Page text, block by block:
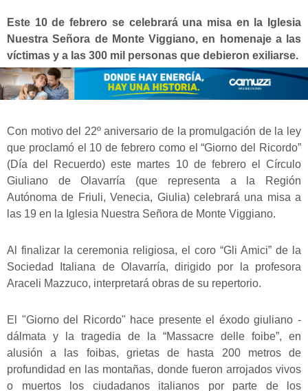
Este 10 de febrero se celebrará una misa en la Iglesia
Nuestra Señora de Monte Viggiano, en homenaje a las
víctimas y a las 300 mil personas que debieron exiliarse.
Con motivo del 22º aniversario de la promulgación de la ley
que proclamó el 10 de febrero como el “Giorno del Ricordo”
(Día del Recuerdo) este martes 10 de febrero el Círculo
Giuliano de Olavarría (que representa a la Región
Autónoma de Friuli, Venecia, Giulia) celebrará una misa a
las 19 en la Iglesia Nuestra Señora de Monte Viggiano.
Al finalizar la ceremonia religiosa, el coro “Gli Amici” de la
Sociedad Italiana de Olavarría, dirigido por la profesora
Araceli Mazzuco, interpretará obras de su repertorio.
El "Giorno del Ricordo" hace presente el éxodo giuliano -
dálmata y la tragedia de la “Massacre delle foibe”, en
alusión a las foibas, grietas de hasta 200 metros de
profundidad en las montañas, donde fueron arrojados vivos
o muertos los ciudadanos italianos por parte de los